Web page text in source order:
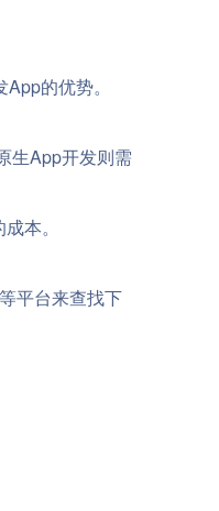
的优势。
生App开发则需
本。
平台来查找下